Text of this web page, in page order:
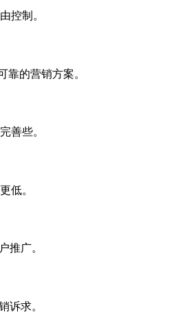
控制。
靠的营销方案。
善些。
低。
推广。
诉求。